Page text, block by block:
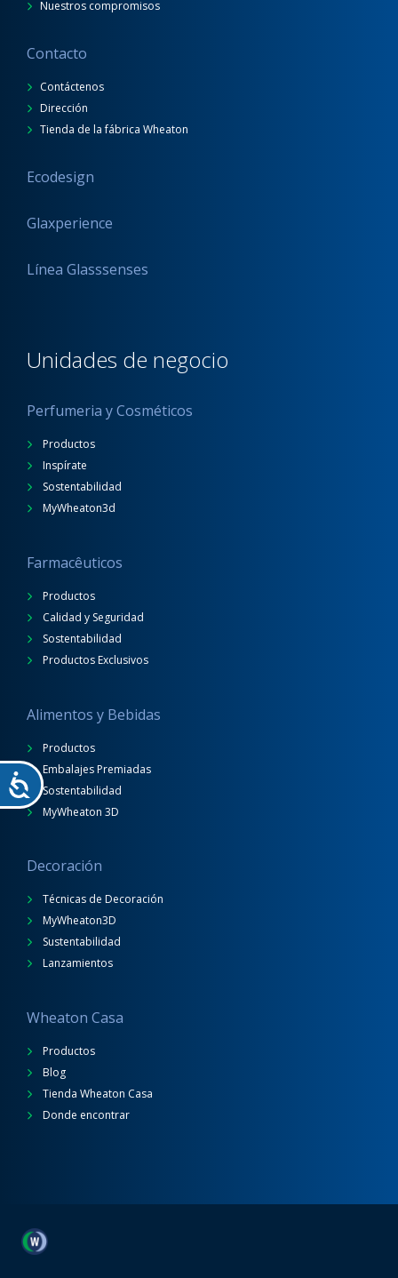
Nuestros compromisos
Contacto
Contáctenos
Dirección
Tienda de la fábrica Wheaton
Ecodesign
Glaxperience
Línea Glasssenses
Unidades de negocio
Perfumeria y Cosméticos
Productos
Inspírate
Sostentabilidad
MyWheaton3d
Farmacêuticos
Productos
Calidad y Seguridad
Sostentabilidad
Productos Exclusivos
Alimentos y Bebidas
Productos
Embalajes Premiadas
Sostentabilidad
MyWheaton 3D
Decoración
Técnicas de Decoración
MyWheaton3D
Sustentabilidad
Lanzamientos
Wheaton Casa
Productos
Blog
Tienda Wheaton Casa
Donde encontrar
Wheaton